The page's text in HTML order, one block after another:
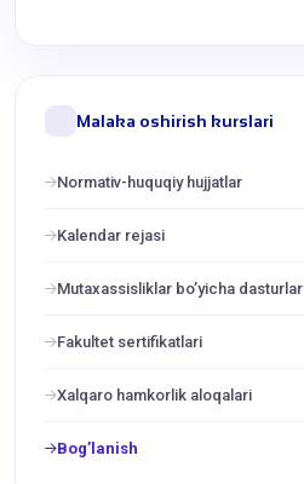
Malaka oshirish kurslari
Normativ-huquqiy hujjatlar
Kalendar rejasi
Mutaxassisliklar bo’yicha dasturlar
Fakultet sertifikatlari
Xalqaro hamkorlik aloqalari
Bog’lanish